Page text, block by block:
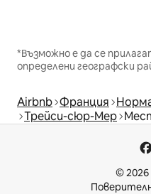
*Възможно е да се
определени географски
Airbnb Франция
Трейси-сюр-Мер
© 2026